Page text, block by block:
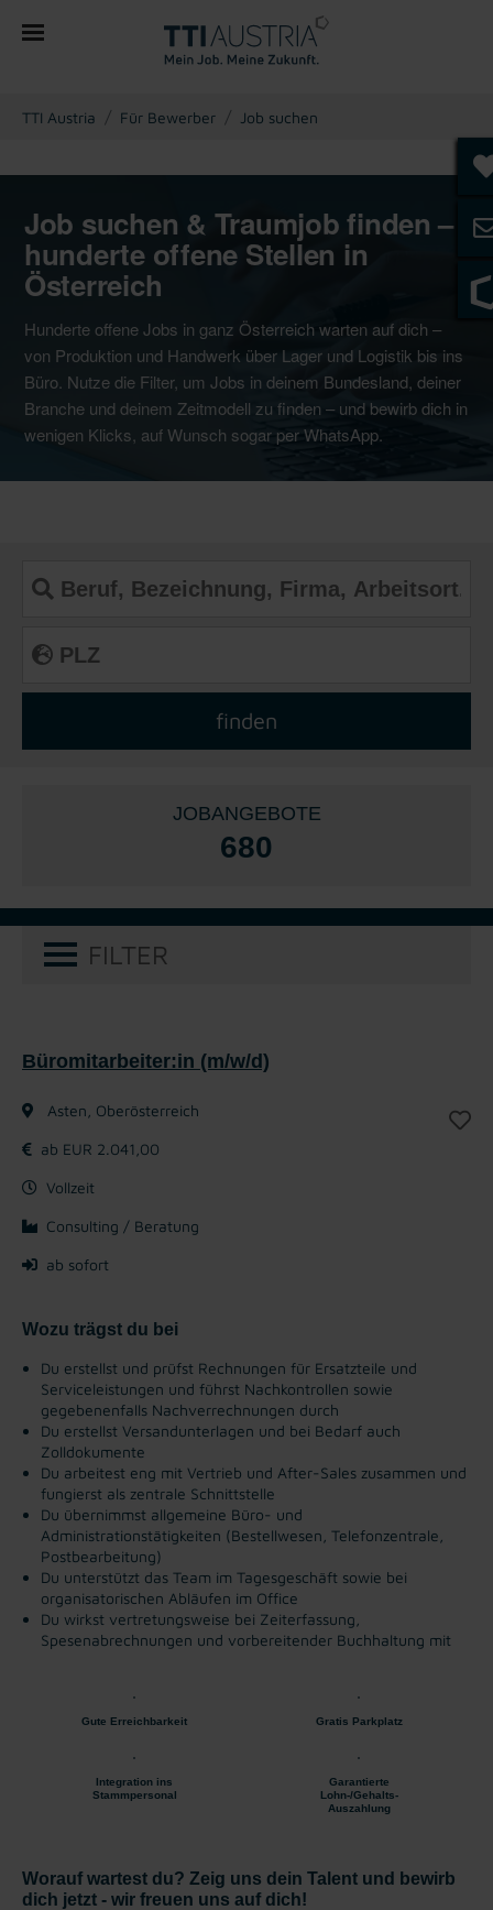
You are here:
TTI Austria Für Bewerber Job suchen
Job suchen & Traumjob finden –
hunderte offene Stellen in
Österreich
Hunderte offene Jobs in ganz Österreich warten auf dich –
von Produktion und Handwerk über Lager und Logistik bis ins
Büro. Nutze die Filter, um Jobs in deinem Bundesland, deiner
Branche und deinem Zeitmodell zu finden – und bewirb dich in
wenigen Klicks, auf Wunsch sogar per WhatsApp.
JOBANGEBOTE
680
FILTER
Büromitarbeiter:in (m/w/d)
Asten, Oberösterreich
ab EUR 2.041,00
Vollzeit
Consulting / Beratung
ab sofort
Wozu trägst du bei
Du erstellst und prüfst Rechnungen für Ersatzteile und
Serviceleistungen und führst Nachkontrollen sowie
gegebenenfalls Nachverrechnungen durch
Du erstellst Versandunterlagen und bei Bedarf auch
Zolldokumente
Du arbeitest eng mit Vertrieb und After-Sales zusammen und
fungierst als zentrale Schnittstelle
Du übernimmst allgemeine Büro- und
Administrationstätigkeiten (Bestellwesen, Telefonzentrale,
Postbearbeitung)
Du unterstützt das Team im Tagesgeschäft sowie bei
organisatorischen Abläufen im Office
Du wirkst vertretungsweise bei Zeiterfassung,
Spesenabrechnungen und vorbereitender Buchhaltung mit
Gute Erreichbarkeit Gratis Parkplatz
Integration ins
Stammpersonal
Garantierte
Lohn-/Gehalts-
Auszahlung
Worauf wartest du? Zeig uns dein Talent und bewirb
dich jetzt - wir freuen uns auf dich!